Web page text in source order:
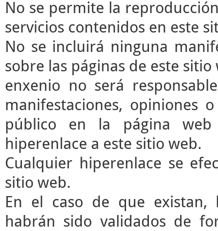
No se permite la
servicios contenidos en este
No se incluirá ninguna
sobre las páginas de este sitio
enxenio no será
manifestaciones, opiniones
público en la página
hiperenlace a este sitio web.
Cualquier hiperenlace se
sitio web.
En el caso de que existan,
habrán sido validados de